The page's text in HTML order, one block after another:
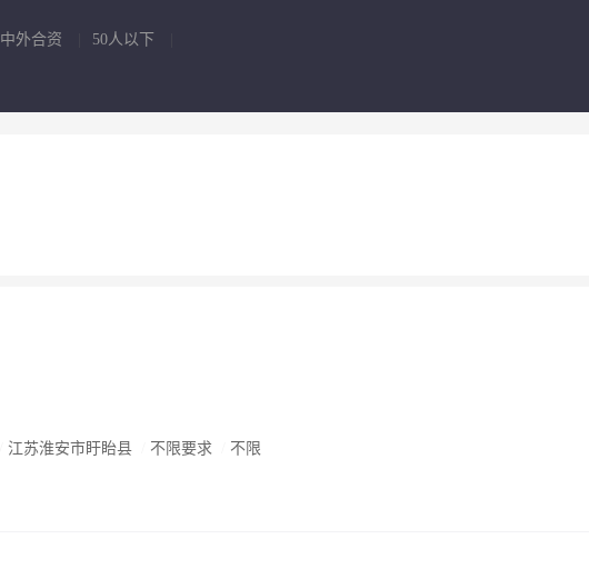
中外合资 50人以下
江苏淮安市盱眙县 不限要求 不限